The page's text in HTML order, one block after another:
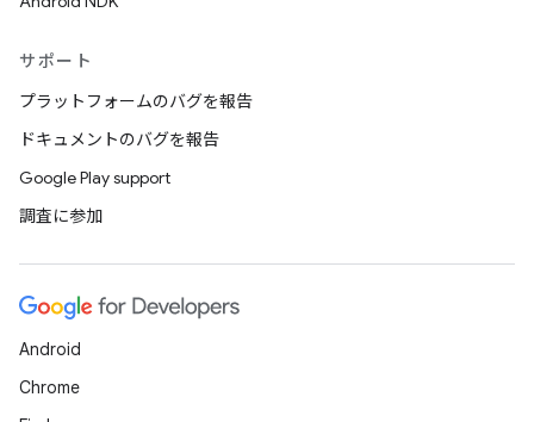
サポート
プラットフォームのバグを報告
ドキュメントのバグを報告
Google Play support
調査に参加
Android
Chrome